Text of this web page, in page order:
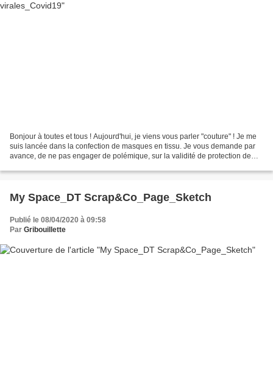
Bonjour à toutes et tous ! Aujourd'hui, je viens vous parler "couture" ! Je me
suis lancée dans la confection de masques en tissu. Je vous demande par
avance, de ne pas engager de polémique, sur la validité de protection de
My Space_DT Scrap&Co_Page_Sketch
Publié le 08/04/2020 à 09:58
Par Gribouillette